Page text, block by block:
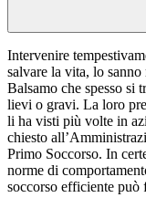
Intervenire
salvare la vita, lo
Balsamo che spesso si
lievi o gravi. La loro
li ha visti più volte in
chiesto
Primo Soccorso. In
norme di
soccorso efficiente può